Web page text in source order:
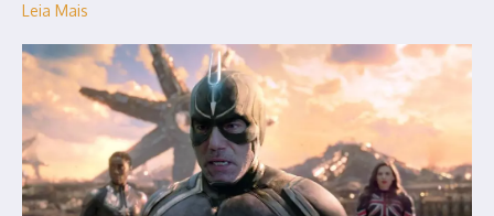
Leia Mais